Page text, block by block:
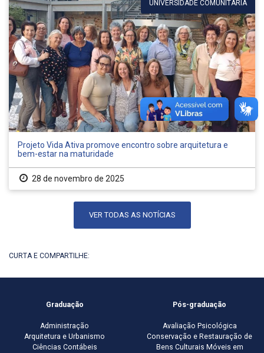
UNIVERSIDADE COMUNITÁRIA
Projeto Vida Ativa promove encontro sobre arquitetura e
bem-estar na maturidade
28 de novembro de 2025
VER TODAS AS NOTÍCIAS
CURTA E COMPARTILHE:
Graduação
Administração
Arquitetura e Urbanismo
Ciências Contábeis
Pós-graduação
Avaliação Psicológica
Conservação e Restauração de
Bens Culturais Móveis em